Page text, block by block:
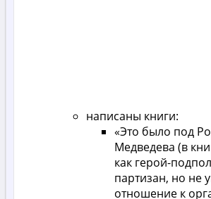
написаны книги:
«Это было под
Медведева (в
как герой-
партизан, но не
отношение к